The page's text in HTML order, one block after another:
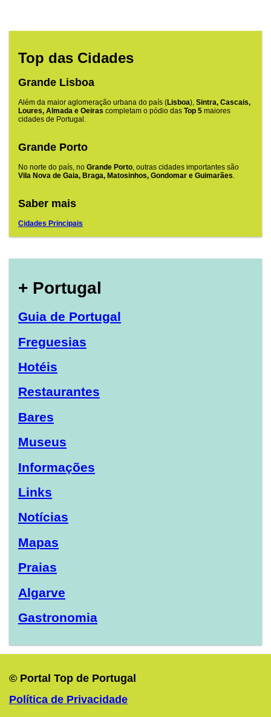
Top das Cidades
Grande Lisboa
Além da maior aglomeração urbana do país (Lisboa), Sintra, Cascais,
Loures, Almada e Oeiras completam o pódio das Top 5 maiores
cidades de Portugal.
Grande Porto
No norte do país, no Grande Porto , outras cidades importantes são
Vila Nova de Gaia, Braga, Matosinhos, Gondomar e Guimarães
Saber mais
Cidades Principais
+ Portugal
Guia de Portugal
Freguesias
Hotéis
Restaurantes
Bares
Museus
Informações
Links
Notícias
Mapas
Praias
Algarve
Gastronomia
© Portal Top de Portugal
Política de Privacidade